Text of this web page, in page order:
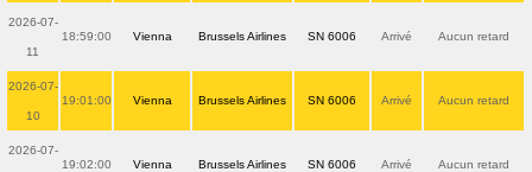
2026-07-
11
18:59:00 Vienna Brussels Airlines SN 6006 Arrivé Aucun retard
2026-07-
10
19:01:00 Vienna Brussels Airlines SN 6006 Arrivé Aucun retard
2026-07-
19:02:00 Vienna Brussels Airlines SN 6006 Arrivé Aucun retard